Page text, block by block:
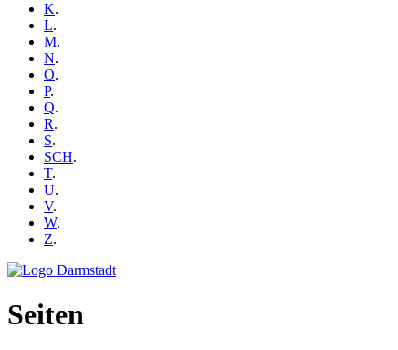
K.
L.
M.
N.
O.
P.
Q.
R.
S.
SCH.
T.
U.
V.
W.
Z.
Seiten